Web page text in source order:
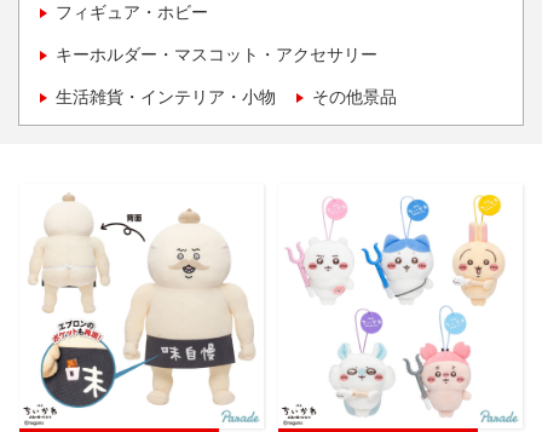
フィギュア・ホビー
キーホルダー・マスコット・アクセサリー
生活雑貨・インテリア・小物 その他景品